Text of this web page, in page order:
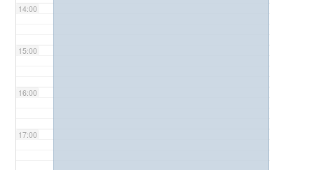
14:00
15:00
16:00
17:00